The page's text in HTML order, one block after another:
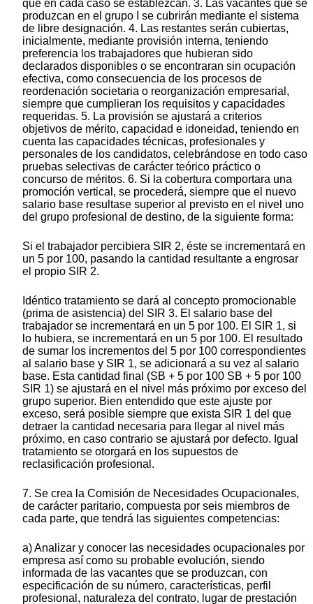
que en cada caso se establezcan. 3. Las vacantes que se
produzcan en el grupo I se cubrirán mediante el sistema
de libre designación. 4. Las restantes serán cubiertas,
inicialmente, mediante provisión interna, teniendo
preferencia los trabajadores que hubieran sido
declarados disponibles o se encontraran sin ocupación
efectiva, como consecuencia de los procesos de
reordenación societaria o reorganización empresarial,
siempre que cumplieran los requisitos y capacidades
requeridas. 5. La provisión se ajustará a criterios
objetivos de mérito, capacidad e idoneidad, teniendo en
cuenta las capacidades técnicas, profesionales y
personales de los candidatos, celebrándose en todo caso
pruebas selectivas de carácter teórico práctico o
concurso de méritos. 6. Si la cobertura comportara una
promoción vertical, se procederá, siempre que el nuevo
salario base resultase superior al previsto en el nivel uno
del grupo profesional de destino, de la siguiente forma:
Si el trabajador percibiera SIR 2, éste se incrementará en
un 5 por 100, pasando la cantidad resultante a engrosar
el propio SIR 2.
Idéntico tratamiento se dará al concepto promocionable
(prima de asistencia) del SIR 3. El salario base del
trabajador se incrementará en un 5 por 100. El SIR 1, si
lo hubiera, se incrementará en un 5 por 100. El resultado
de sumar los incrementos del 5 por 100 correspondientes
al salario base y SIR 1, se adicionará a su vez al salario
base. Esta cantidad final (SB + 5 por 100 SB + 5 por 100
SIR 1) se ajustará en el nivel más próximo por exceso del
grupo superior. Bien entendido que este ajuste por
exceso, será posible siempre que exista SIR 1 del que
detraer la cantidad necesaria para llegar al nivel más
próximo, en caso contrario se ajustará por defecto. Igual
tratamiento se otorgará en los supuestos de
reclasificación profesional.
7. Se crea la Comisión de Necesidades Ocupacionales,
de carácter paritario, compuesta por seis miembros de
cada parte, que tendrá las siguientes competencias:
a) Analizar y conocer las necesidades ocupacionales por
empresa así como su probable evolución, siendo
informada de las vacantes que se produzcan, con
especificación de su número, características, perfil
profesional, naturaleza del contrato, lugar de prestación